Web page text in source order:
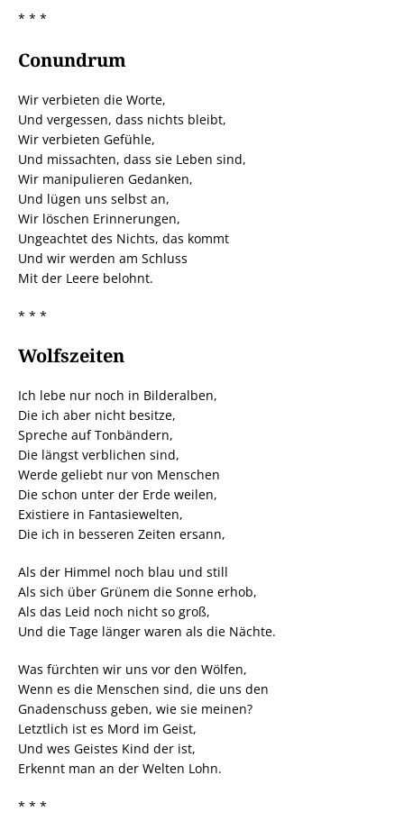
* * *
Conundrum
Wir verbieten die Worte,
Und vergessen, dass nichts bleibt,
Wir verbieten Gefühle,
Und missachten, dass sie Leben sind,
Wir manipulieren Gedanken,
Und lügen uns selbst an,
Wir löschen Erinnerungen,
Ungeachtet des Nichts, das kommt
Und wir werden am Schluss
Mit der Leere belohnt.
* * *
Wolfszeiten
Ich lebe nur noch in Bilderalben,
Die ich aber nicht besitze,
Spreche auf Tonbändern,
Die längst verblichen sind,
Werde geliebt nur von Menschen
Die schon unter der Erde weilen,
Existiere in Fantasiewelten,
Die ich in besseren Zeiten ersann,
Als der Himmel noch blau und still
Als sich über Grünem die Sonne erhob,
Als das Leid noch nicht so groß,
Und die Tage länger waren als die Nächte.
Was fürchten wir uns vor den Wölfen,
Wenn es die Menschen sind, die uns den
Gnadenschuss geben, wie sie meinen?
Letztlich ist es Mord im Geist,
Und wes Geistes Kind der ist,
Erkennt man an der Welten Lohn.
* * *